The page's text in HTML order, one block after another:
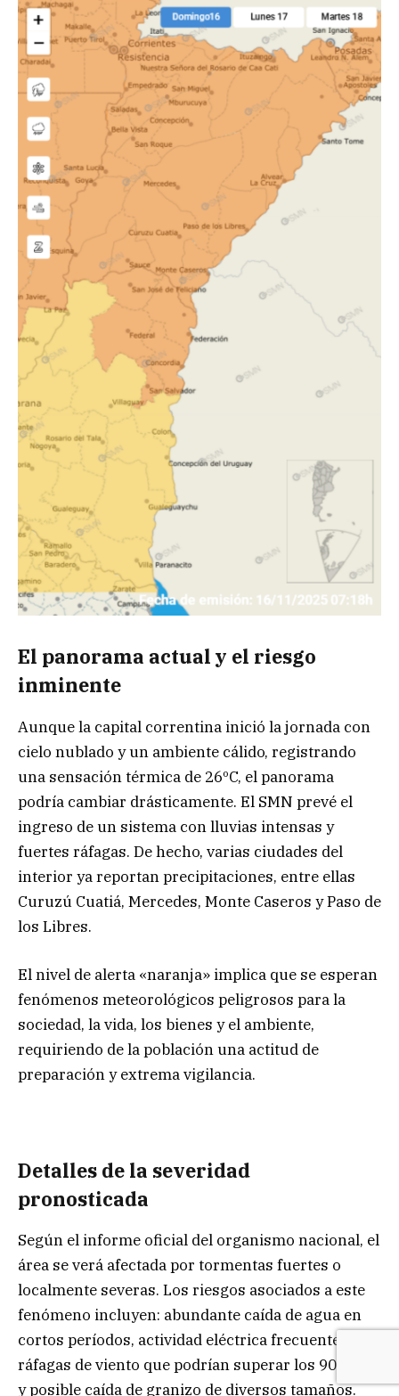
El panorama actual y el riesgo
inminente
Aunque la capital correntina inició la jornada con
cielo nublado y un ambiente cálido, registrando
una sensación térmica de 26ºC, el panorama
podría cambiar drásticamente. El SMN prevé el
ingreso de un sistema con lluvias intensas y
fuertes ráfagas. De hecho, varias ciudades del
interior ya reportan precipitaciones, entre ellas
Curuzú Cuatiá, Mercedes, Monte Caseros y Paso de
los Libres.
El nivel de alerta «naranja» implica que se esperan
fenómenos meteorológicos peligrosos para la
sociedad, la vida, los bienes y el ambiente,
requiriendo de la población una actitud de
preparación y extrema vigilancia.
Detalles de la severidad
pronosticada
Según el informe oficial del organismo nacional, el
área se verá afectada por tormentas fuertes o
localmente severas. Los riesgos asociados a este
fenómeno incluyen: abundante caída de agua en
cortos períodos, actividad eléctrica frecuente,
ráfagas de viento que podrían superar los 90 km/h
y posible caída de granizo de diversos tamaños.